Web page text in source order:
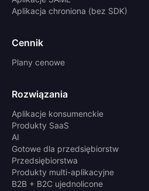
Aplikacja chroniona (bez SDK)
Cennik
Plany cenowe
Rozwiązania
Aplikacje konsumenckie
Produkty SaaS
AI
Gotowe dla przedsiębiorstw
Przedsiębiorstwa
Produkty multi-aplikacyjne
B2B + B2C ujednolicone